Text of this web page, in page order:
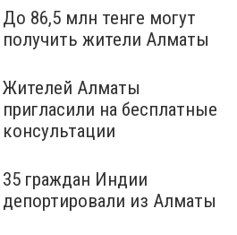
До 86,5 млн тенге могут
получить жители Алматы
Жителей Алматы
пригласили на бесплатные
консультации
35 граждан Индии
депортировали из Алматы